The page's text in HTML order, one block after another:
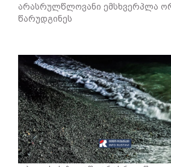
არასრულწლოვანი ემსხვერპლა
წარუდგინეს